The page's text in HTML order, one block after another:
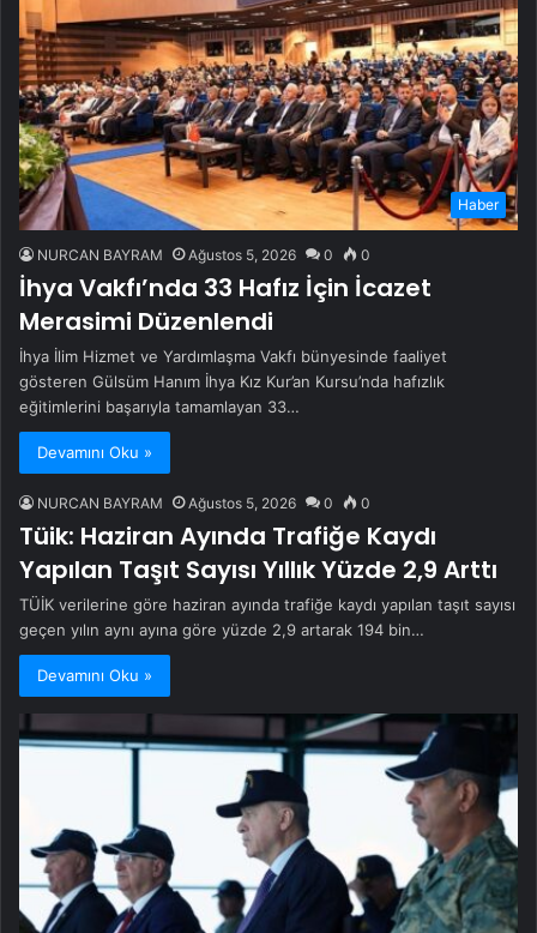
Haber
NURCAN BAYRAM Ağustos 5, 2026 0 0
İhya Vakfı’nda 33 Hafız İçin İcazet
Merasimi Düzenlendi
İhya İlim Hizmet ve Yardımlaşma Vakfı bünyesinde faaliyet
gösteren Gülsüm Hanım İhya Kız Kur’an Kursu’nda hafızlık
eğitimlerini başarıyla tamamlayan 33…
Devamını Oku »
NURCAN BAYRAM Ağustos 5, 2026 0 0
Tüik: Haziran Ayında Trafiğe Kaydı
Yapılan Taşıt Sayısı Yıllık Yüzde 2,9 Arttı
TÜİK verilerine göre haziran ayında trafiğe kaydı yapılan taşıt sayısı
geçen yılın aynı ayına göre yüzde 2,9 artarak 194 bin…
Devamını Oku »